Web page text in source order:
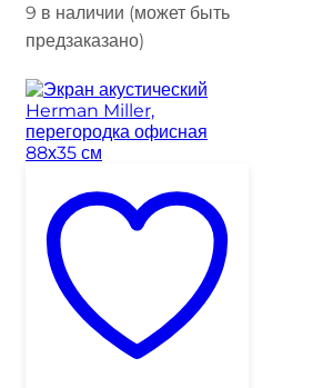
9 в наличии (может быть
предзаказано)